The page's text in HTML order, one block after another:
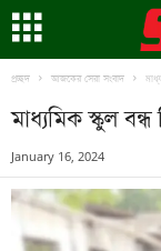
প্রচ্ছদ আজকের সেরা সংবাদ
মাধ্যমিক স্কুল বন্ধ
January 16, 2024